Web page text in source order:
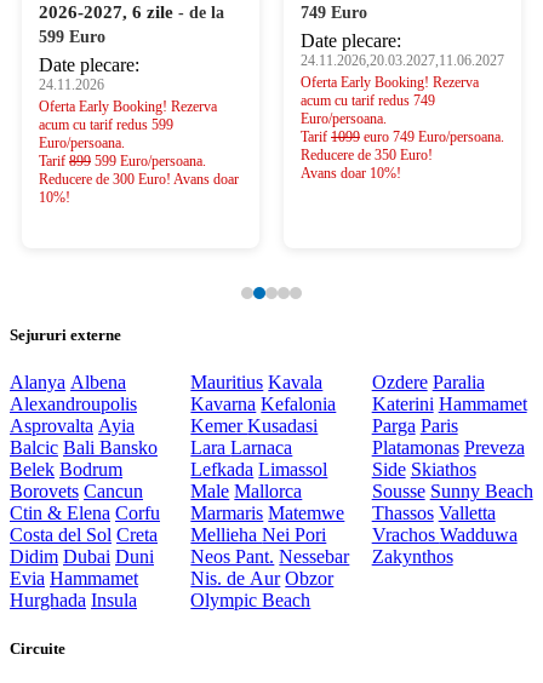
2026-2027, 6 zile - de la
599 Euro
Date plecare:
24.11.2026
Oferta Early Booking! Rezerva
acum cu tarif redus 599
Euro/persoana.
Tarif 899 599 Euro/persoana.
Reducere de 300 Euro! Avans doar
10%!
749 Euro
Date plecare:
24.11.2026,20.03.2027,11.06.2027
Oferta Early Booking! Rezerva
acum cu tarif redus 749
Euro/persoana.
Tarif 1099 euro 749 Euro/persoana.
Reducere de 350 Euro!
Avans doar 10%!
Sejururi externe
Alanya Albena
Alexandroupolis
Asprovalta Ayia
Balcic Bali Bansko
Belek Bodrum
Borovets Cancun
Ctin & Elena Corfu
Costa del Sol Creta
Didim Dubai Duni
Evia Hammamet
Hurghada Insula
Mauritius Kavala
Kavarna Kefalonia
KemerKusadasi
LaraLarnaca
Lefkada Limassol
Male Mallorca
Marmaris Matemwe
MelliehaNei Pori
Neos Pant. Nessebar
Nis. de Aur Obzor
Olympic Beach
Ozdere Paralia
Katerini Hammamet
Parga Paris
Platamonas Preveza
Side Skiathos
Sousse Sunny Beach
Thassos Valletta
Vrachos Wadduwa
Zakynthos
Circuite